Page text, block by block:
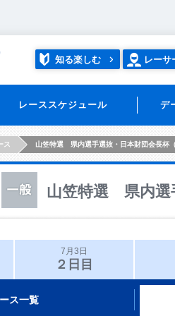
知る楽しむ レーサ
レーススケジュール デ
ス 山笠特選 県内選手選抜・日本財団会長杯
山笠特選 県内選
7月3日
２日目
ス一覧